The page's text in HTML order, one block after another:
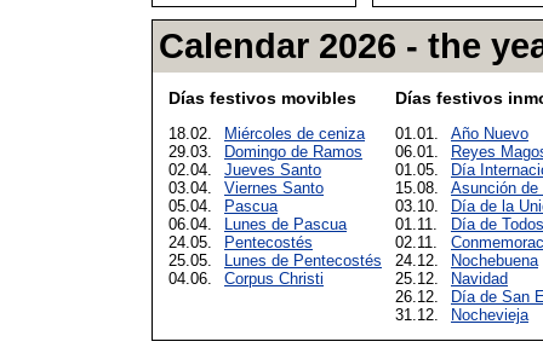
Calendar 2026 - the
Días festivos movibles
18.02.
Miércoles de ceniza
29.03.
Domingo de Ramos
02.04.
Jueves Santo
03.04.
Viernes Santo
05.04.
Pascua
06.04.
Lunes de Pascua
24.05.
Pentecostés
25.05.
Lunes de Pentecostés
04.06.
Corpus Christi
Días festivos
01.01.
Año Nuevo
06.01.
Reyes
01.05.
Día
15.08.
Asunción de
03.10.
Día de la
01.11.
Día de
02.11.
24.12.
Nochebuena
25.12.
Navidad
26.12.
Día de San
31.12.
Nochevieja